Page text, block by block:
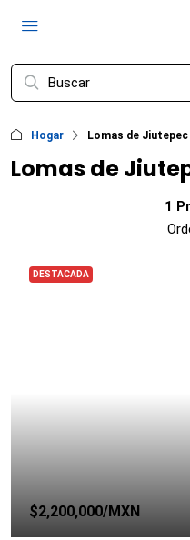
Hogar Lomas de Jiutepec
Lomas de
1
DESTACADA
$2,200,000/MXN